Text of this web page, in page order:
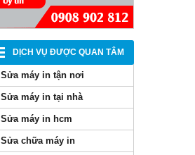
DỊCH VỤ ĐƯỢC QUAN TÂM
Sửa máy in tận nơi
Sửa máy in tại nhà
Sửa máy in hcm
Sửa chữa máy in